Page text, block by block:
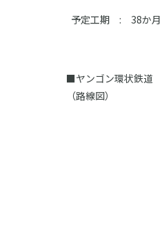
予定工期
: 38か月
■ヤンゴン環状鉄道
（路線図）